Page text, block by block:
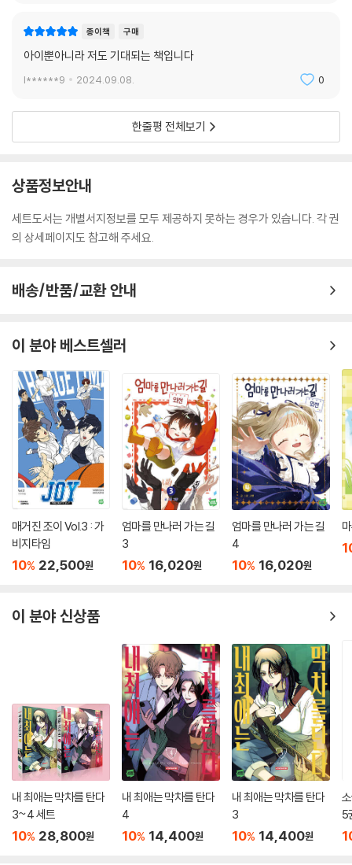
종이책 구매
아이뿐아니라 저도 기대되는 책입니다
l******9 2024.09.08. 0
한줄평 전체보기
상품정보안내
세트도서는 개별서지정보를 모두 제공하지 못하는 경우가 있습니다. 각 권
의 상세페이지도 참고해 주세요.
배송/반품/교환 안내
이 분야 베스트셀러
매거진 조이 Vol.3 : 가
비지타임
10% 22,500원
엄마를 만나러 가는 길
3
10% 16,020원
엄마를 만나러 가는 길
4
10% 16,020원
이 분야 신상품
내 최애는 막차를 탄다
3~4 세트
10% 28,800원
내 최애는 막차를 탄다
4
10% 14,400원
내 최애는 막차를 탄다
3
10% 14,400원
5